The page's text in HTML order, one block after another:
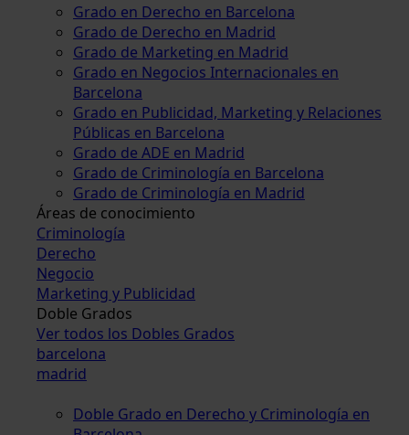
Grado en Derecho en Barcelona
Grado de Derecho en Madrid
Grado de Marketing en Madrid
Grado en Negocios Internacionales en
Barcelona
Grado en Publicidad, Marketing y Relaciones
Públicas en Barcelona
Grado de ADE en Madrid
Grado de Criminología en Barcelona
Grado de Criminología en Madrid
Áreas de conocimiento
Criminología
Derecho
Negocio
Marketing y Publicidad
Doble Grados
Ver todos los Dobles Grados
barcelona
madrid
Doble Grado en Derecho y Criminología en